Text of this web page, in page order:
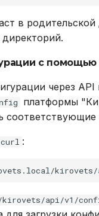
в
с помощью
через
платформы
curl :
kirovets/
api/v1/